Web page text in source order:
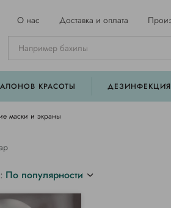
О нас Доставка и оплата
КРАСОТЫ
маски и экраны
По популярности